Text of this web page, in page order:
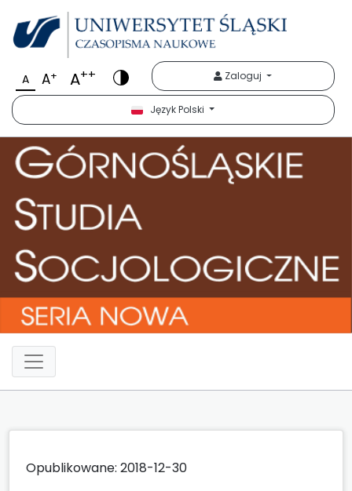
A A+ A++ Zaloguj
Język Polski
Opublikowane: 2018-12-30